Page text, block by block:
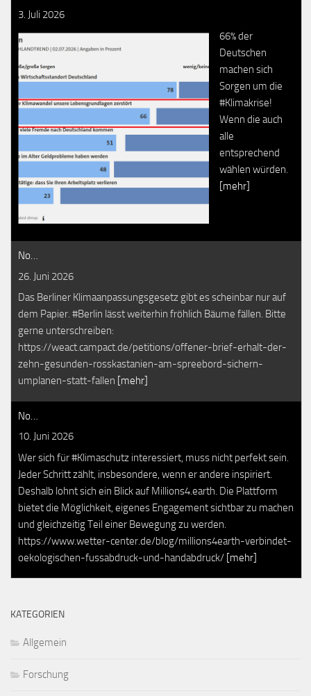
3. Juli 2026
66% der
Deutschen
machen sich
Sorgen um die
#Klimakrise!
Wenn die auch
alle
entsprechend
wählen würden.
[mehr]
No…
26. Juni 2026
Das Berliner Klimaanpassungsgesetz gibt es scheinbar nur auf
dem Papier. #Berlin lässt weiterhin fröhlich Bäume fällen. Bitte
gerne unterschreiben:
https://weact.campact.de/petitions/offener-brief-erhalt-der-
zehn-gesunden-rosskastanien-am-spreebord-sichern-
umplanen-statt-fallen [mehr]
No…
10. Juni 2026
Wer sich für #Klimaschutz interessiert, muss nicht perfekt sein.
Jeder Schritt zählt, insbesondere, wenn er andere inspiriert.
Deshalb lohnt sich ein Blick auf Millions4.earth. Die Plattform
bietet die Möglichkeit, eigenes Engagement sichtbar zu machen
und gleichzeitig Teil einer Bewegung zu werden.
https://www.wetter-center.de/blog/millions4earth-verbindet-
oekologischen-fussabdruck-und-handabdruck/ [mehr]
KATEGORIEN
Allgemein
Forschung